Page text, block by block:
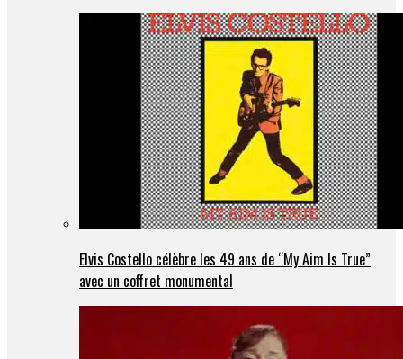
Elvis Costello célèbre les 49 ans de “My Aim Is True”
avec un coffret monumental